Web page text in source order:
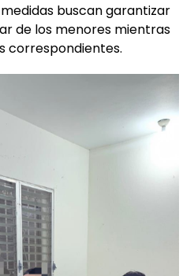
buscan garantizar
de los menores mientras
correspondientes.